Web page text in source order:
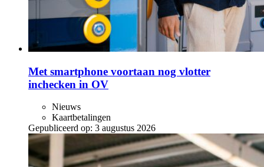
Met smartphone voortaan nog vlotter
inchecken in OV
Nieuws
Kaartbetalingen
Gepubliceerd op: 3 augustus 2026